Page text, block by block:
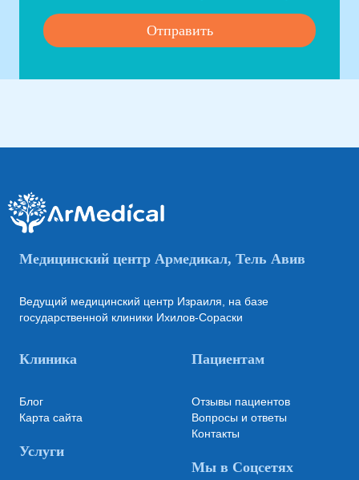
Медицинский центр Армедикал, Тель Авив
Ведущий медицинский центр Израиля, на базе
государственной клиники Ихилов-Сораски
Клиника
Блог
Карта сайта
Услуги
Пациентам
Отзывы пациентов
Вопросы и ответы
Контакты
Мы в Соцсетях